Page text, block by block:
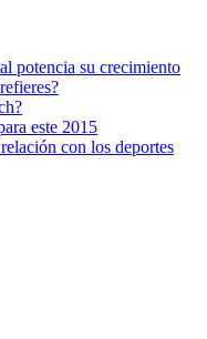
potencia su crecimiento
este 2015
con los deportes